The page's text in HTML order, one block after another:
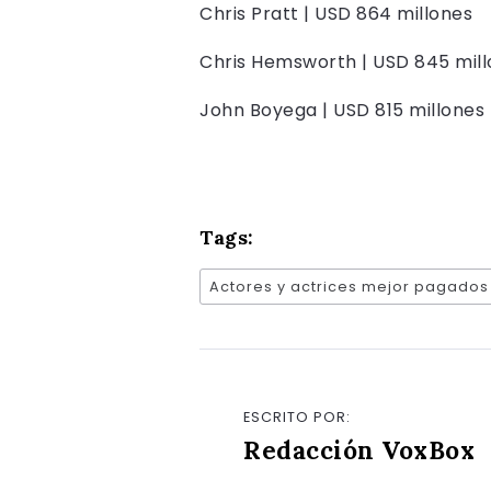
Chris Pratt | USD 864 millones
Chris Hemsworth | USD 845
John Boyega | USD 815 millones
Tags:
Actores y actrices mejor pagados
ESCRITO POR:
Redacción VoxBox